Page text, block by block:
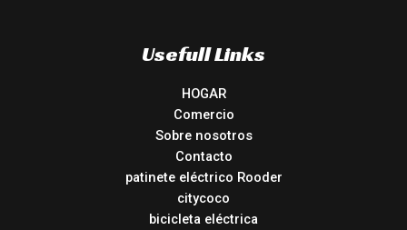
Usefull Links
HOGAR
Comercio
Sobre nosotros
Contacto
patinete eléctrico Rooder
citycoco
bicicleta eléctrica